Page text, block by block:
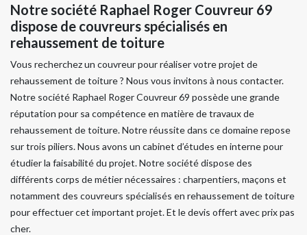
Notre société Raphael Roger Couvreur 69
dispose de couvreurs spécialisés en
rehaussement de toiture
Vous recherchez un couvreur pour réaliser votre projet de
rehaussement de toiture ? Nous vous invitons à nous contacter.
Notre société Raphael Roger Couvreur 69 possède une grande
réputation pour sa compétence en matière de travaux de
rehaussement de toiture. Notre réussite dans ce domaine repose
sur trois piliers. Nous avons un cabinet d’études en interne pour
étudier la faisabilité du projet. Notre société dispose des
différents corps de métier nécessaires : charpentiers, maçons et
notamment des couvreurs spécialisés en rehaussement de toiture
pour effectuer cet important projet. Et le devis offert avec prix pas
cher.